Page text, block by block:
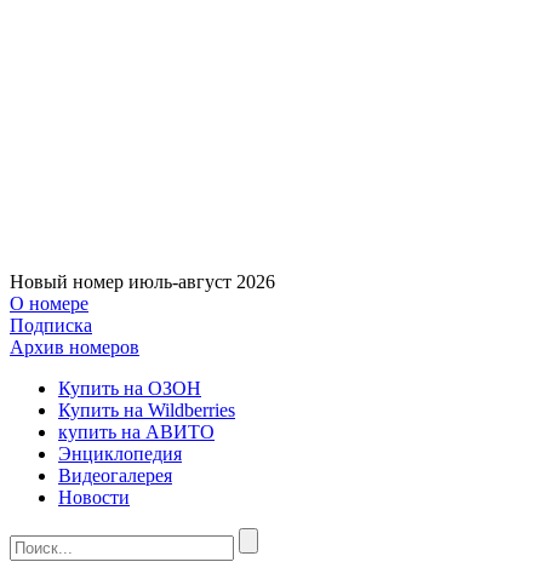
Новый номер июль-август 2026
О номере
Подписка
Архив номеров
Купить на ОЗОН
Купить на Wildberries
купить на АВИТО
Энциклопедия
Видеогалерея
Новости